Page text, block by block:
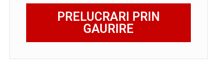
PRELUCRARI PRIN
GAURIRE